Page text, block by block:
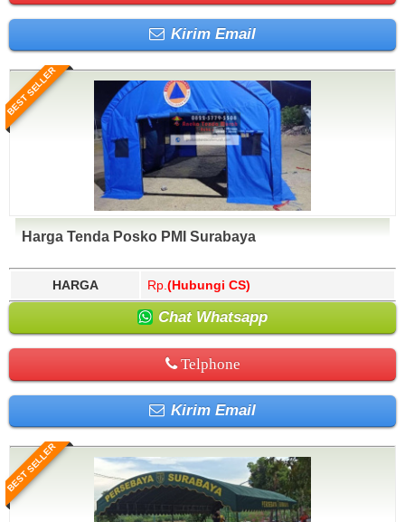
Kirim Email
BEST SELLER
Harga Tenda Posko PMI Surabaya
HARGA Rp. (Hubungi CS)
Chat Whatsapp
Telphone
Kirim Email
BEST SELLER